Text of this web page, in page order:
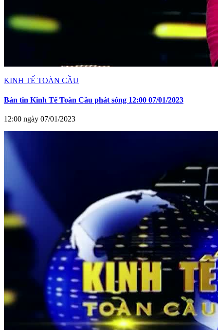
KINH TẾ TOÀN CẦU
Bản tin Kinh Tế Toàn Cầu phát sóng 12:00 07/01/2023
12:00 ngày 07/01/2023